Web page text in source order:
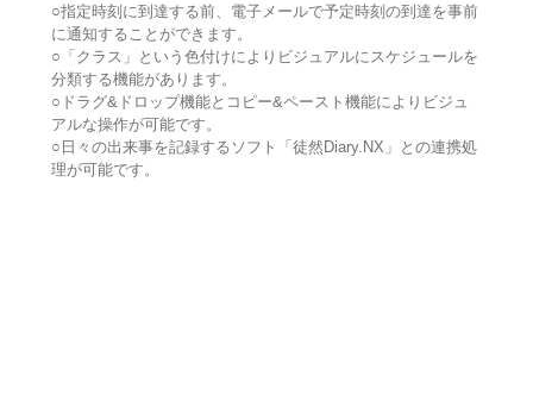
○指定時刻に到達する前、電子メールで予定時刻の到達を事前
に通知することができます。
○「クラス」という色付けによりビジュアルにスケジュールを
分類する機能があります。
○ドラグ&ドロップ機能とコピー&ペースト機能によりビジュ
アルな操作が可能です。
○日々の出来事を記録するソフト「徒然Diary.NX」との連携処
理が可能です。